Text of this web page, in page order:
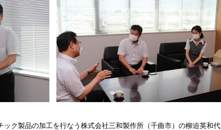
ック製品の加工を行なう株式会社三和製作所（千曲市）の柳迫英和代